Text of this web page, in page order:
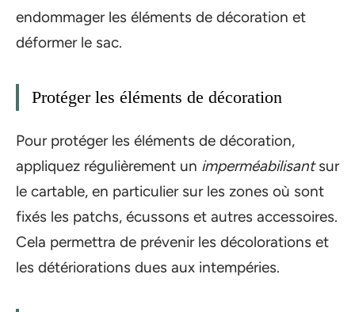
endommager les éléments de décoration et
déformer le sac.
Protéger les éléments de décoration
Pour protéger les éléments de décoration,
appliquez régulièrement un imperméabilisantsur
le cartable, en particulier sur les zones où sont
fixés les patchs, écussons et autres accessoires.
Cela permettra de prévenir les décolorations et
les détériorations dues aux intempéries.